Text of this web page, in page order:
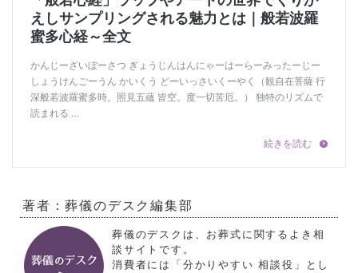
著者：葬儀のデスク編集部
葬儀のデスクは、お葬式に関するよき相
談サイトです。
消費者には「分かりやすい 相談役」とし